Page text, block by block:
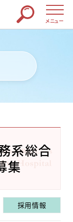
メニュー
系総合
集
採用情報